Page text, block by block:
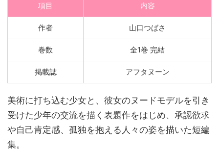
項目 内容
作者 山口つばさ
巻数 全1巻 完結
掲載誌 アフタヌーン
美術に打ち込む少女と、彼女のヌードモデルを引き
受けた少年の交流を描く表題作をはじめ、承認欲求
や自己肯定感、孤独を抱える人々の姿を描いた短編
集。